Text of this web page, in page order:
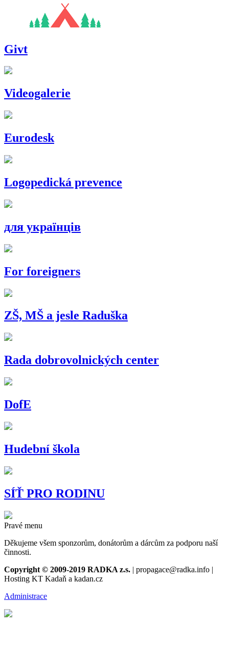
Givt
Videogalerie
Eurodesk
Logopedická prevence
для українців
For foreigners
ZŠ, MŠ a jesle Raduška
Rada dobrovolnických center
DofE
Hudební škola
SÍŤ PRO RODINU
Pravé menu
Děkujeme všem sponzorům, donátorům a dárcům za podporu naší
činnosti.
Copyright © 2009-2019 RADKA z.s. | propagace@radka.info |
Hosting KT Kadaň a kadan.cz
Administrace